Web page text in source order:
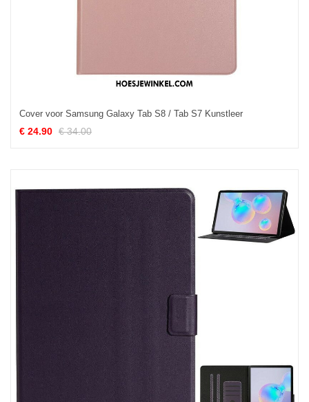
Cover voor Samsung Galaxy Tab S8 / Tab S7 Kunstleer
€ 24.90 € 34.00